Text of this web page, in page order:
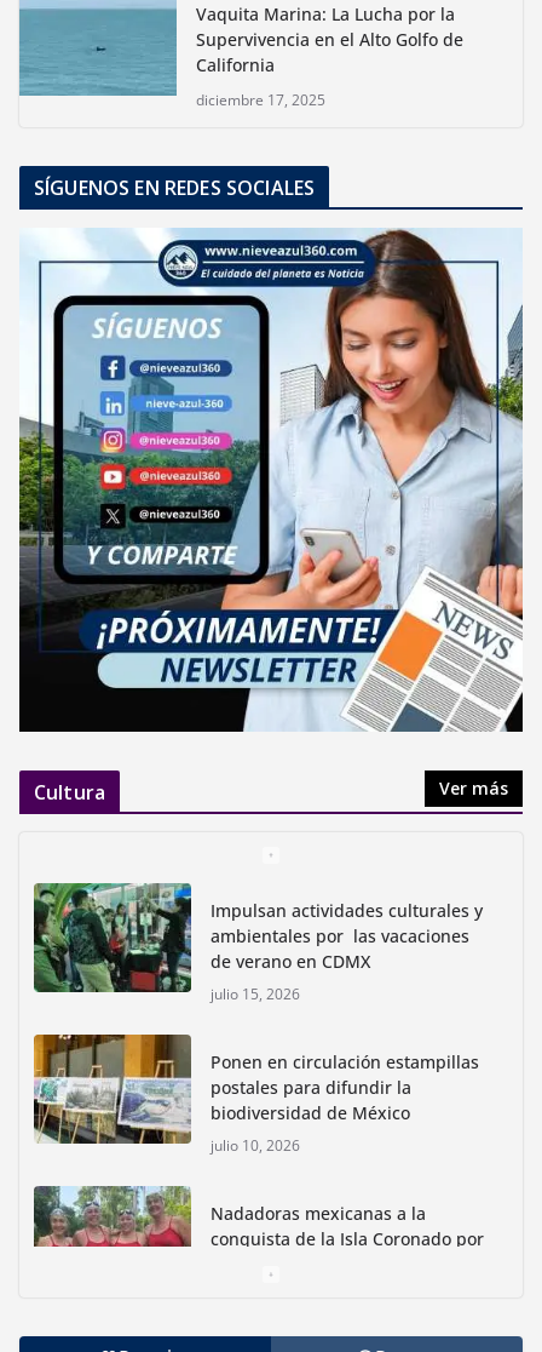
Vaquita Marina: La Lucha por la
Supervivencia en el Alto Golfo de
California
diciembre 17, 2025
SÍGUENOS EN REDES SOCIALES
Cultura Ver más
Impulsan actividades culturales y
ambientales por las vacaciones
de verano en CDMX
julio 15, 2026
Ponen en circulación estampillas
postales para difundir la
biodiversidad de México
julio 10, 2026
Nadadoras mexicanas a la
conquista de la Isla Coronado por